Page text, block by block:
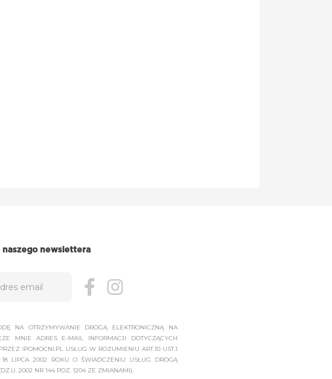
naszego newslettera
NA OTRZYMYWANIE DROGĄ ELEKTRONICZNĄ NA
MNIE ADRES E-MAIL INFORMACJI DOTYCZĄCYCH
IPOMOCNI.PL USŁUG W ROZUMIENIU ART.10 UST.1
LIPCA 2002 ROKU O ŚWIADCZENIU USŁUG DROGĄ
2002 NR 144 POZ. 1204 ZE ZMIANAMI).